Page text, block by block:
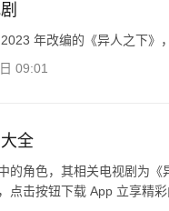
年改编的《异人之下》
09:01
全
的角色，其相关电视剧为
点击按钮下载 App 立享精彩